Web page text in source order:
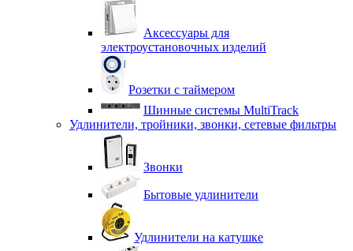
Аксессуары для
электроустановочных изделий
Розетки с таймером
Шинные системы MultiTrack
Удлинители, тройники, звонки, сетевые фильтры
Звонки
Бытовые удлинители
Удлинители на катушке